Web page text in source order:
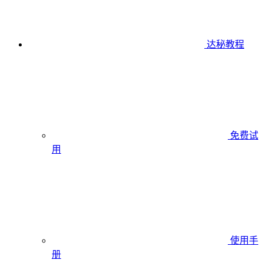
达秘教程
免费试
用
使用手
册